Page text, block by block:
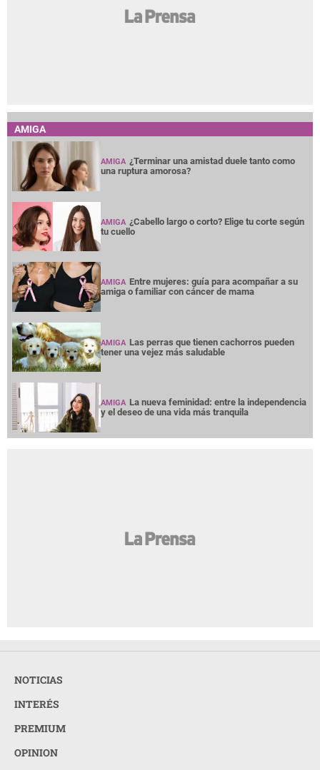
AMIGA
AMIGA ¿Terminar una amistad duele tanto como
una ruptura amorosa?
AMIGA ¿Cabello largo o corto? Elige tu corte según
tu cuello
AMIGA Entre mujeres: guía para acompañar a su
amiga o familiar con cáncer de mama
AMIGA Las perras que tienen cachorros pueden
tener una vejez más saludable
AMIGA La nueva feminidad: entre la independencia
y el deseo de una vida más tranquila
NOTICIAS
INTERÉS
PREMIUM
OPINION